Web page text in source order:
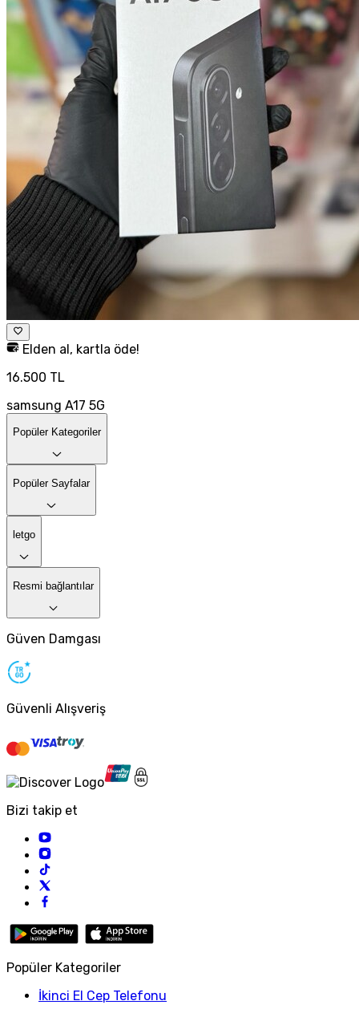
Elden al, kartla öde!
16.500 TL
samsung A17 5G
Popüler Kategoriler
Popüler Sayfalar
letgo
Resmi bağlantılar
Güven Damgası
Güvenli Alışveriş
Bizi takip et
Popüler Kategoriler
İkinci El Cep Telefonu